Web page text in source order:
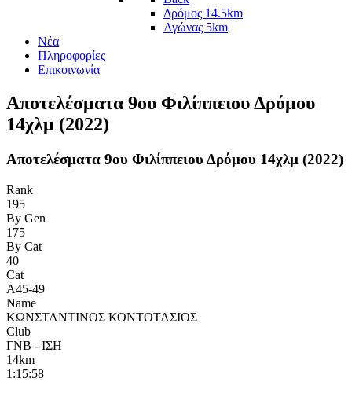
Δρόμος 14.5km
Αγώνας 5km
Νέα
Πληροφορίες
Επικοινωνία
Αποτελέσματα 9ου Φιλίππειου Δρόμου
14χλμ (2022)
Αποτελέσματα 9ου Φιλίππειου Δρόμου 14χλμ (2022)
Rank
195
By Gen
175
By Cat
40
Cat
Α45-49
Name
ΚΩΝΣΤΑΝΤΙΝΟΣ ΚΟΝΤΟΤΑΣΙΟΣ
Club
ΓΝΒ - ΙΣΗ
14km
1:15:58